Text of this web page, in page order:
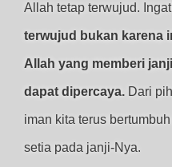
Allah tetap terwujud.
terwujud bukan karena
Allah yang memberi
dapat dipercaya. Dari
iman kita terus
setia pada janji-Nya.